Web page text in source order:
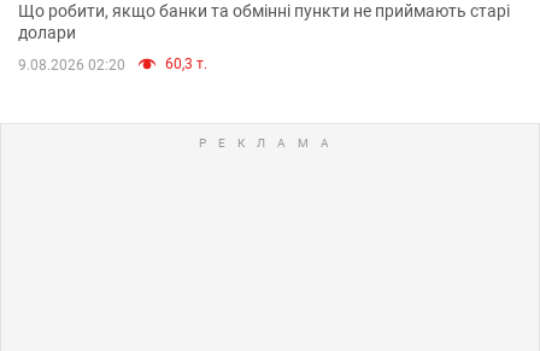
Що робити, якщо банки та обмінні пункти не приймають старі
долари
9.08.2026 02:20 60,3 т.